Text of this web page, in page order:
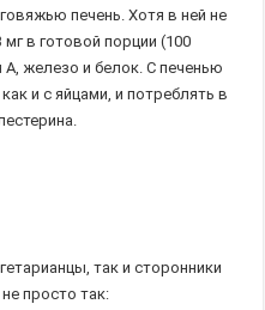
печень. Хотя в ней не
в готовой порции (100
железо и белок. С печенью
и с яйцами, и потреблять в
так и сторонники
просто так: